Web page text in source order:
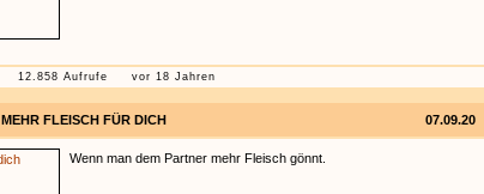
12.858 Aufrufe vor 18 Jahren
07.09.20
MEHR FLEISCH FÜR DICH
Wenn man dem Partner mehr Fleisch gönnt.